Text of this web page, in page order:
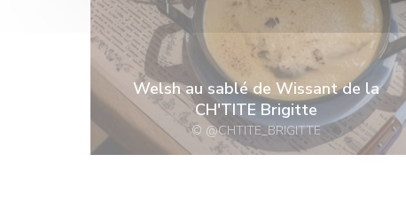
Welsh au sablé de Wissant de la
CH'TITE Brigitte
© @CHTITE_BRIGITTE